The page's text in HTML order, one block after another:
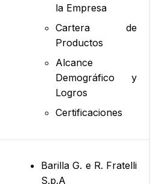
la Empresa
Cartera de
Productos
Alcance
Demográfico y
Logros
Certificaciones
Barilla G. e R. Fratelli
S.p.A